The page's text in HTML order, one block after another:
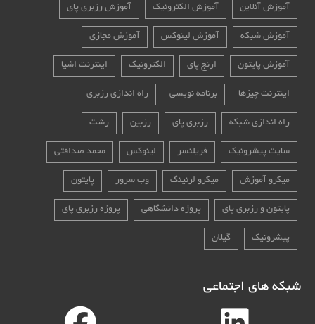
آموزش آنلاین آموزش الکترونیک آموزش رزبری پای
آموزش شبکه آموزش لینوکس آموزش مجازی
آموزش پایتون ارنج پای الکترونیک اینترنت اشیا
اینترنت چیزها برنامه نویسی راه اندازی رزبری
راه اندازی شبکه رزبری پای رزبین رشت
سایت پیشرونیک فریلنسر لینوکس محمد صداقتی
میکرو آموزش میکرو لرنینگ وب سرور پایتون
پایتون و رزبری پای پروژه دانشگاهی پروژه رزبری پای
پیشرونیک گیلان
شبکه های اجتماعی